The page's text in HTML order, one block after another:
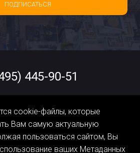
ПОДПИСАТЬСЯ
445-90-51
обработки
Данных
cookie-файлы, которые
Вам самую актуальную
пользоваться сайтом, Вы
ваших Метаданных